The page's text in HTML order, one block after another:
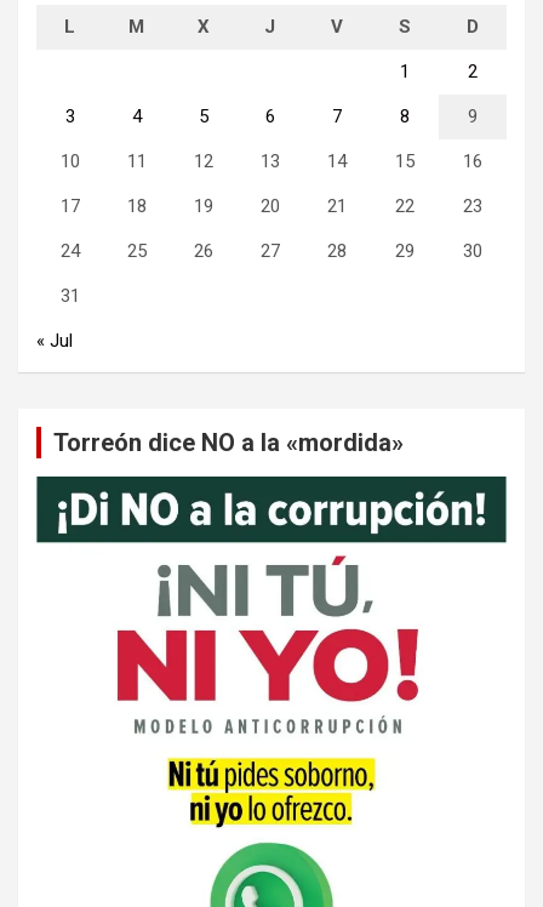
L M X J V S D
1 2
3 4 5 6 7 8 9
10 11 12 13 14 15 16
17 18 19 20 21 22 23
24 25 26 27 28 29 30
31
« Jul
Torreón dice NO a la «mordida»